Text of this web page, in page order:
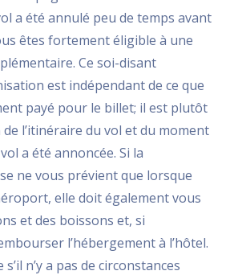
a été annulé peu de temps avant
êtes fortement éligible à une
Ce soi-disant
est indépendant de ce que
payé pour le billet; il est plutôt
l’itinéraire du vol et du moment
a été annoncée. Si la
ne vous prévient que lorsque
elle doit également vous
et des boissons et, si
l’hébergement à l’hôtel.
s’il n’y a pas de circonstances